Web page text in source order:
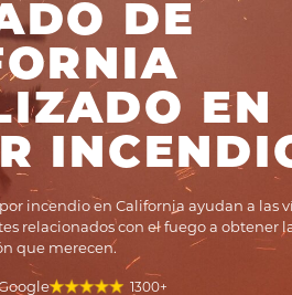
DE
EN
incendio en California ayudan a las
relacionados con el fuego a obtener
que merecen.
1300+